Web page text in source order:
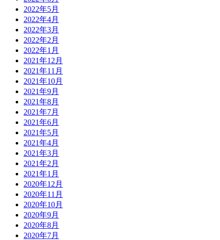
2022年5月
2022年4月
2022年3月
2022年2月
2022年1月
2021年12月
2021年11月
2021年10月
2021年9月
2021年8月
2021年7月
2021年6月
2021年5月
2021年4月
2021年3月
2021年2月
2021年1月
2020年12月
2020年11月
2020年10月
2020年9月
2020年8月
2020年7月